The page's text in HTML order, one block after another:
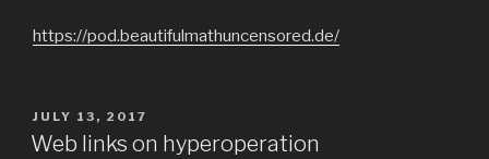
https://pod.beautifulmathuncensored.de/
POSTED
ON
JULY 13, 2017
Web links on hyperoperation